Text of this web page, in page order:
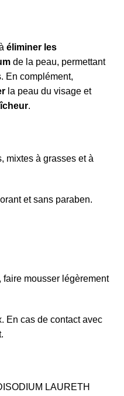
éliminer les
de la peau, permettant
En complément,
la peau du visage et
.
mixtes à grasses et à
et sans paraben.
mousser légèrement
En cas de contact avec
LAURETH